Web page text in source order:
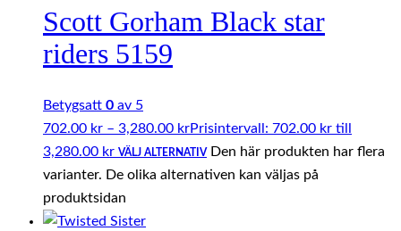
Scott Gorham Black star
riders 5159
Betygsatt 0 av 5
702.00 kr – 3,280.00 krPrisintervall: 702.00 kr till
3,280.00 kr VÄLJ ALTERNATIV Den här produkten har flera
varianter. De olika alternativen kan väljas på
produktsidan